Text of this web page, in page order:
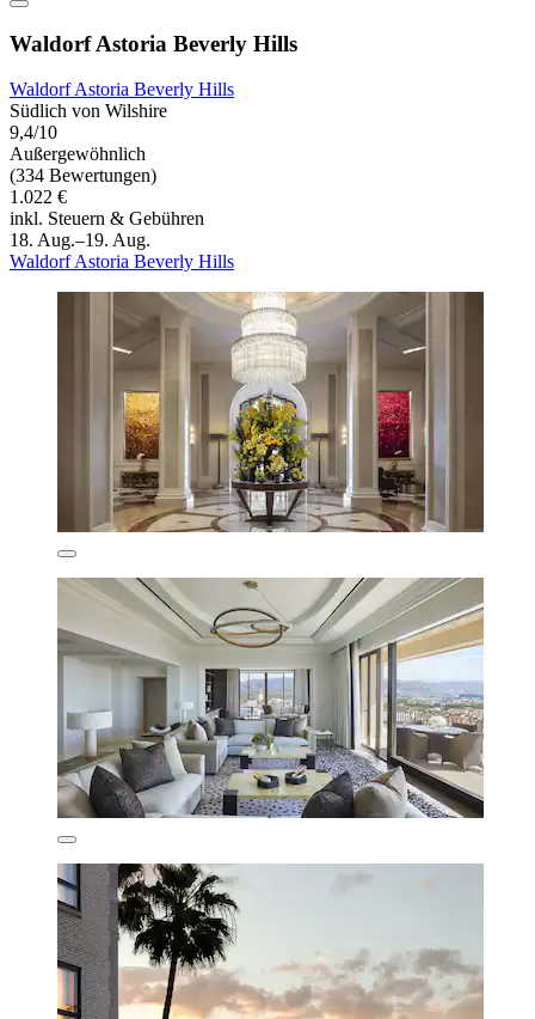
Waldorf Astoria Beverly Hills
Waldorf Astoria Beverly Hills
Südlich von Wilshire
9,4/10
Außergewöhnlich
(334 Bewertungen)
1.022 €
inkl. Steuern & Gebühren
18. Aug.–19. Aug.
Waldorf Astoria Beverly Hills